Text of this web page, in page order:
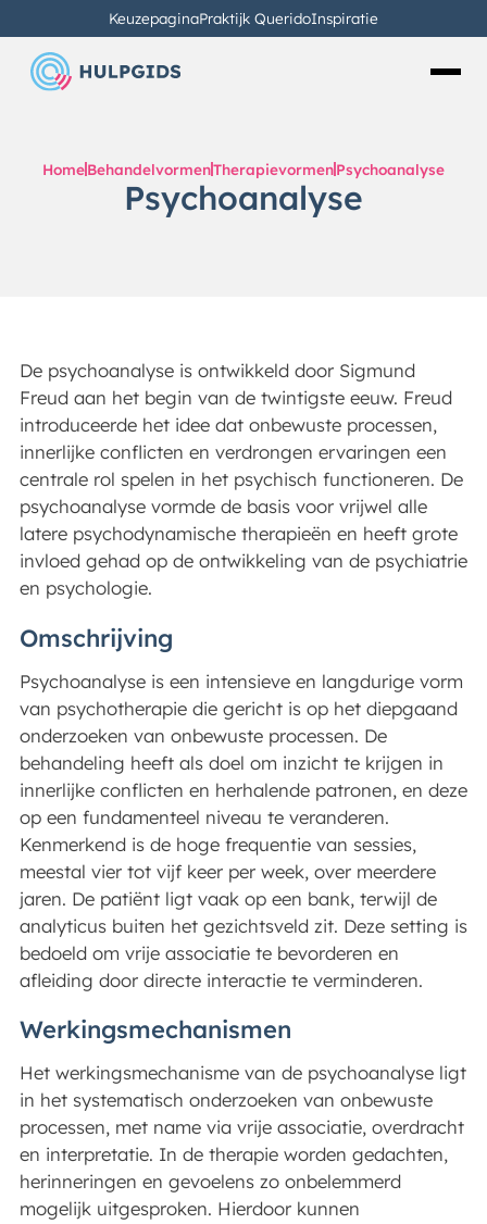
KeuzepaginaPraktijk QueridoInspiratie
HomeBehandelvormenTherapievormenPsychoanalyse
Psychoanalyse
De psychoanalyse is ontwikkeld door Sigmund
Freud aan het begin van de twintigste eeuw. Freud
introduceerde het idee dat onbewuste processen,
innerlijke conflicten en verdrongen ervaringen een
centrale rol spelen in het psychisch functioneren. De
psychoanalyse vormde de basis voor vrijwel alle
latere psychodynamische therapieën en heeft grote
invloed gehad op de ontwikkeling van de psychiatrie
en psychologie.
Omschrijving
Psychoanalyse is een intensieve en langdurige vorm
van psychotherapie die gericht is op het diepgaand
onderzoeken van onbewuste processen. De
behandeling heeft als doel om inzicht te krijgen in
innerlijke conflicten en herhalende patronen, en deze
op een fundamenteel niveau te veranderen.
Kenmerkend is de hoge frequentie van sessies,
meestal vier tot vijf keer per week, over meerdere
jaren. De patiënt ligt vaak op een bank, terwijl de
analyticus buiten het gezichtsveld zit. Deze setting is
bedoeld om vrije associatie te bevorderen en
afleiding door directe interactie te verminderen.
Werkingsmechanismen
Het werkingsmechanisme van de psychoanalyse ligt
in het systematisch onderzoeken van onbewuste
processen, met name via vrije associatie, overdracht
en interpretatie. In de therapie worden gedachten,
herinneringen en gevoelens zo onbelemmerd
mogelijk uitgesproken. Hierdoor kunnen